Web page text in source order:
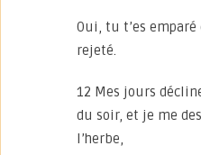
Oui, tu t’es emparé
rejeté.
12 Mes jours
du soir, et je me
l’herbe,